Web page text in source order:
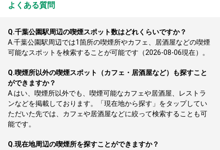
よくある質問
Q.千葉公園駅周辺の喫煙スポット数はどれくらいですか？
A.千葉公園駅周辺では1箇所の喫煙所やカフェ、居酒屋などの喫煙
可能なスポットを検索することが可能です（2026-08-06現在）。
Q.喫煙所以外の喫煙スポット（カフェ・居酒屋など）も探すこと
ができますか？
A. はい、喫煙所以外でも、喫煙可能なカフェや居酒屋、レストラ
ンなどを掲載しております。「現在地から探す」をタップしてい
ただいた先では、カフェや居酒屋などに絞って検索することも可
能です。
Q.現在地周辺の喫煙所を探すことができますか？